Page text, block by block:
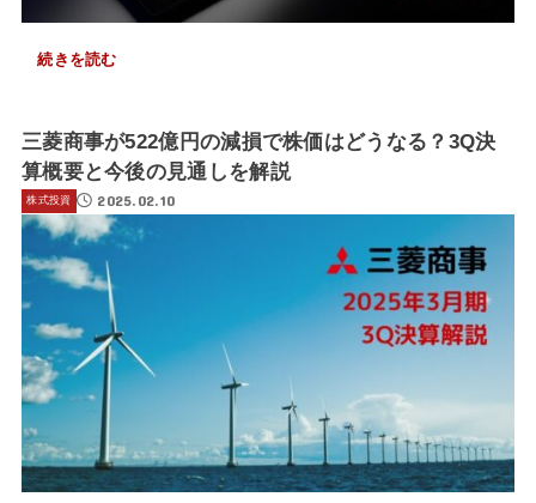
続きを読む
三菱商事が522億円の減損で株価はどうなる？3Q決
算概要と今後の見通しを解説
株式投資 2025.02.10